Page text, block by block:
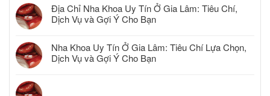
Địa Chỉ Nha Khoa Uy Tín Ở Gia Lâm: Tiêu Chí,
Dịch Vụ và Gợi Ý Cho Bạn
Nha Khoa Uy Tín Ở Gia Lâm: Tiêu Chí Lựa Chọn,
Dịch Vụ và Gợi Ý Cho Bạn